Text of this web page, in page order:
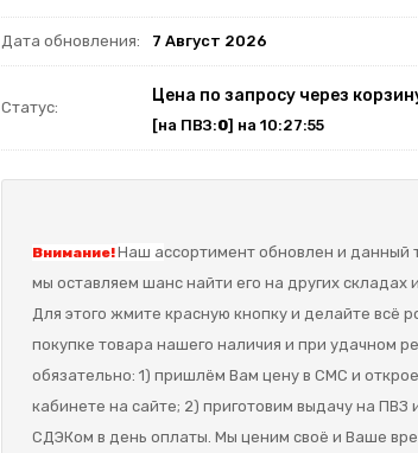
Дата обновления: 7 Август 2026
Статус:
Цена по запросу через
[на ПВЗ:0] на 10:27:55
Внимание!Наш ассортимент обновлен и данный
мы оставляем шанс найти его на других складах
Для этого жмите красную кнопку и делайте всё
покупке товара нашего наличия и при удачном
обязательно: 1) пришлём Вам цену в СМС и
кабинете на сайте; 2) приготовим выдачу на ПВЗ
СДЭКом в день оплаты. Мы ценим своё и Ваше